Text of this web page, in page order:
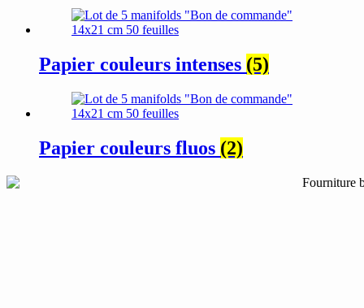
Papier couleurs intenses (5)
Papier couleurs fluos (2)